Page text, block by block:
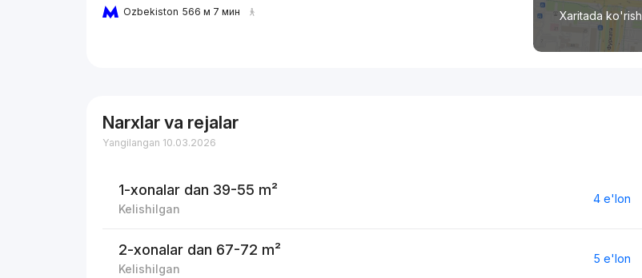
Xaritada ko'rish
Ozbekiston 566 м 7 мин
Narxlar va rejalar
Yangilangan 10.03.2026
1-xonalar dan 39-55 m²
Kelishilgan
4 e'lon
2-xonalar dan 67-72 m²
Kelishilgan
5 e'lon